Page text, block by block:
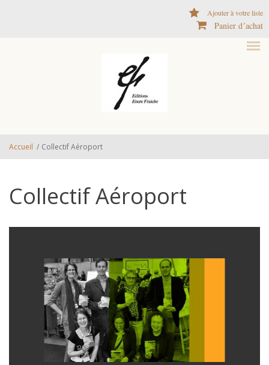
Ajouter à votre liste
Panier d´achat
Accueil / Collectif Aéroport
Collectif Aéroport